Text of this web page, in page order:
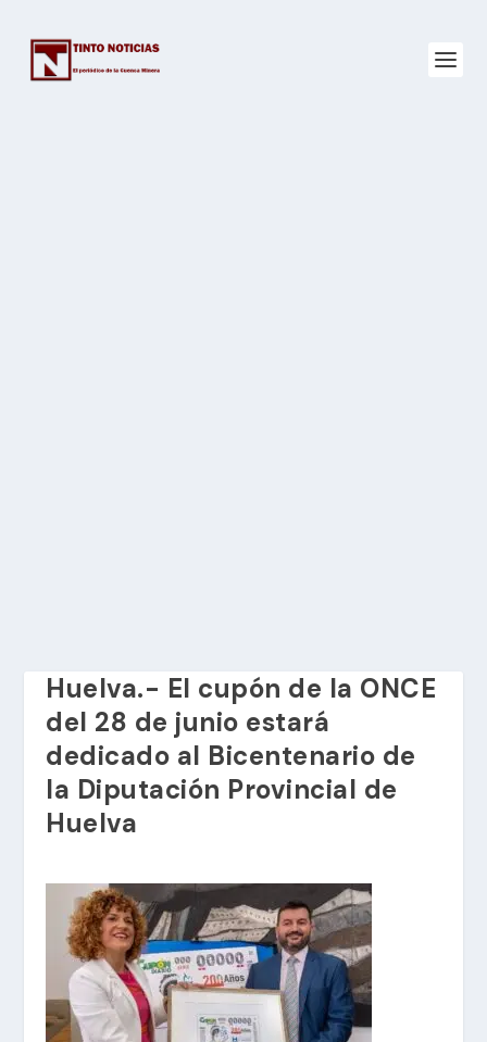
Huelva.- El cupón de la ONCE
del 28 de junio estará
dedicado al Bicentenario de
la Diputación Provincial de
Huelva